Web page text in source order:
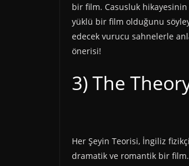
bir film. Casusluk
yüklü bir film olduğunu
edecek vurucu sahnelerle
önerisi!
3) The
Her Şeyin Teorisi, İngiliz
dramatik ve romantik bir